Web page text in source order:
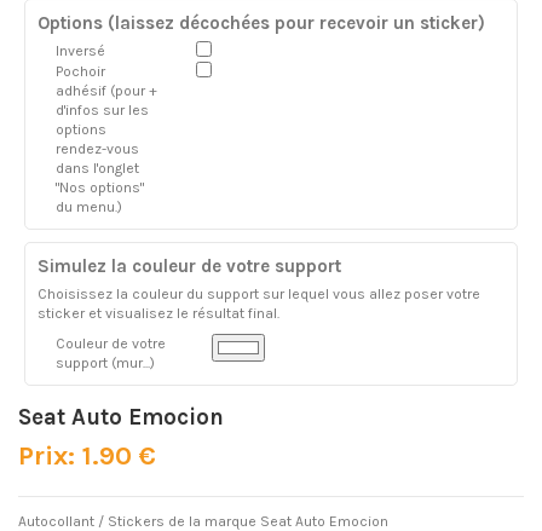
Options (laissez décochées pour recevoir un sticker)
Inversé
Pochoir
adhésif (pour +
d'infos sur les
options
rendez-vous
dans l'onglet
"Nos options"
du menu.)
Simulez la couleur de votre support
Choisissez la couleur du support sur lequel vous allez poser votre
sticker et visualisez le résultat final.
Couleur de votre
support (mur...)
Seat Auto Emocion
Prix: 1.90 €
Autocollant / Stickers de la marque Seat Auto Emocion